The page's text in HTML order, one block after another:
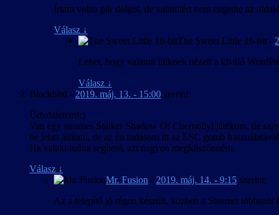
Írtam volna pár dolgot, de valamiért nem engedte az
Válasz ↓
The Sweet Little 16-bit -
Lehet, hogy valamit linknek nézett a kiváló
Válasz ↓
Blackbird - 2019. máj. 13. - 15:00 szerint:
Üdvözletem!:)
Van egy steames Stalker Shadow Of Chernobyl játékom, de
be lehet állítani, de az én tudásom itt az ESC gomb
Ha valaki tudna segíteni, azt nagyon megköszönném.
Válasz ↓
Mr. Fusion - 2019. máj. 14. - 9:15 szerint:
Az a telepítő jó régen készült, közben a Steamet